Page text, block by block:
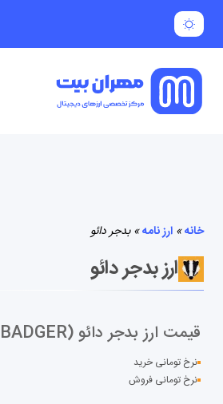
خانه» ارز نامه»بدجر دائو
ارز بدجر دائو
قیمت ارز بدجر دائو (BADGER)
نرخ تومانی خرید
نرخ تومانی فروش